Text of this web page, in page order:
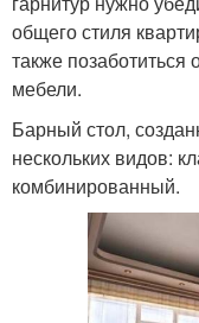
общего стиля
также позаботиться
мебели.
Барный стол,
нескольких видов:
комбинированный.